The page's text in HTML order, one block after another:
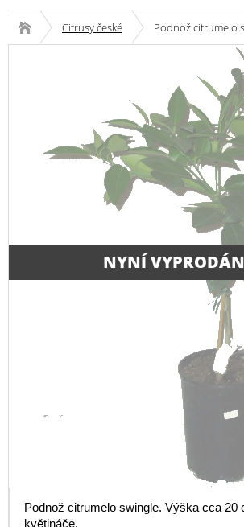
Citrusy české Podnož citrumelo
NYNÍ
Podnož citrumelo swingle. Výška cca 20
květináče.